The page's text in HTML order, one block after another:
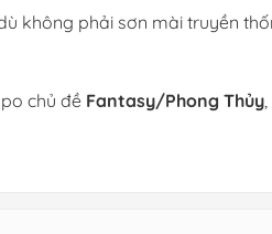
không phải sơn mài truyền
chủ đề Fantasy/Phong Thủy